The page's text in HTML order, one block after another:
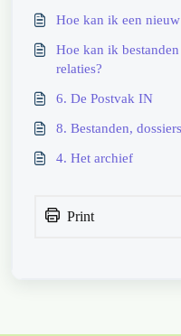
Hoe kan ik een
Hoe kan ik
relaties?
6. De Postvak IN
8. Bestanden,
4. Het archief
Print